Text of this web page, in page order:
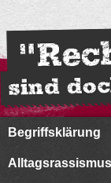
Begriffsklärung
Alltagsrassismus